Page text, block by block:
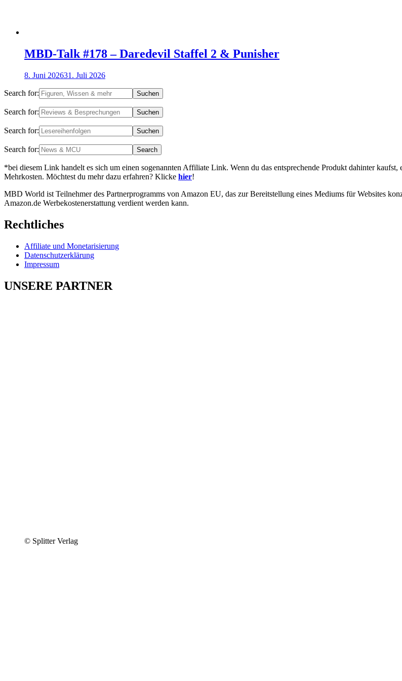
MBD-Talk #178 – Daredevil Staffel 2 & Punisher
8. Juni 202631. Juli 2026
Search for:
Search for:
Search for:
Search for:
*bei diesem Link handelt es sich um einen sogenannten Affiliate Link. Wenn du das entsprechende Produkt dahinter
Mehrkosten. Möchtest du mehr dazu erfahren? Klicke hier!
MBD World ist Teilnehmer des Partnerprogramms von Amazon EU, das zur Bereitstellung eines Mediums für Websites
Amazon.de Werbekostenerstattung verdient werden kann.
Rechtliches
Affiliate und Monetarisierung
Datenschutzerklärung
Impressum
UNSERE PARTNER
© Splitter Verlag